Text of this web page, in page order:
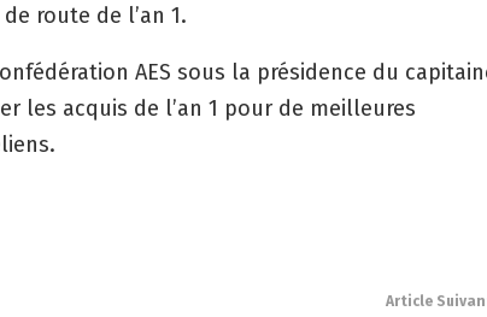
route de l’an 1.
AES sous la présidence du
les acquis de l’an 1 pour de meilleures
Article